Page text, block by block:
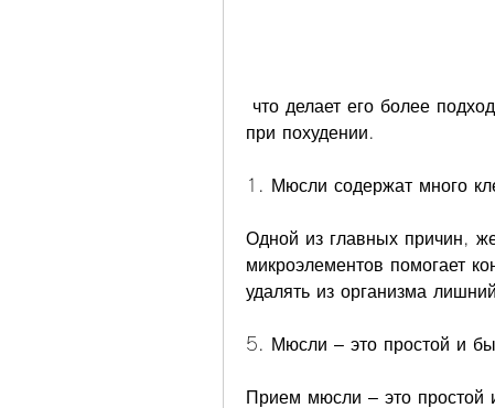
при похудении.
1. Мюсли содержат много
Одной из главных причин,
микроэлементов помогает
удалять из организма
5. Мюсли – это простой и
Прием мюсли – это простой